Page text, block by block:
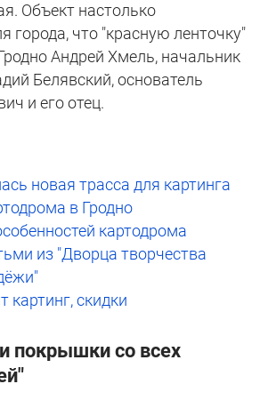
Объект настолько
города, что "красную ленточку"
Андрей Хмель, начальник
Белявский, основатель
и его отец.
новая трасса для картинга
в Гродно
картодрома
из "Дворца творчества
картинг, скидки
покрышки со всех